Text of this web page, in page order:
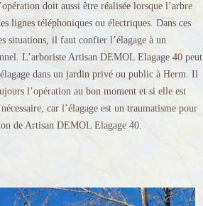
doit aussi être réalisée lorsque l’arbre
lignes téléphoniques ou électriques. Dans ces
situations, il faut confier l’élagage à un
L’arboriste Artisan DEMOL Elagage 40 peut
dans un jardin privé ou public à Herm. Il
l’opération au bon moment et si elle est
car l’élagage est un traumatisme pour
de Artisan DEMOL Elagage 40.